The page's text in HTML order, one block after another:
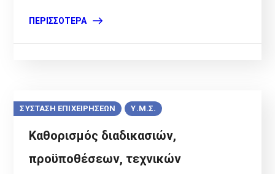
ΠΕΡΙΣΣΌΤΕΡΑ
ΣΥΣΤΑΣΗ ΕΠΙΧΕΙΡΗΣΕΩΝ Υ.Μ.Σ.
Καθορισμός διαδικασιών,
προϋποθέσεων, τεχνικών